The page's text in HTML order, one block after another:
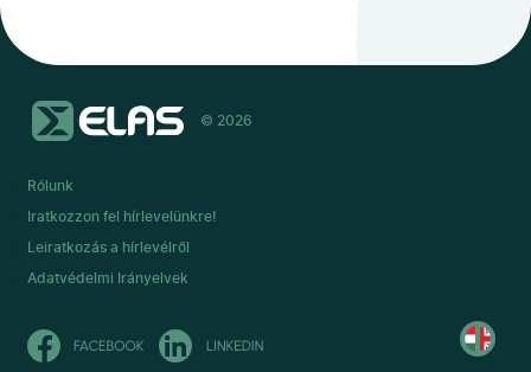
© 2026
Rólunk
Iratkozzon fel hírlevelünkre!
Leiratkozás a hírlevélről
Adatvédelmi Irányelvek